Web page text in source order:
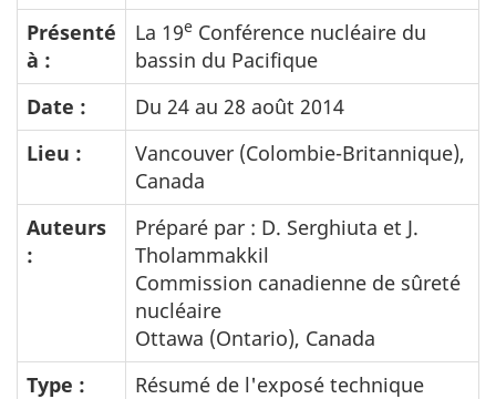
Présenté
à :
La 19e Conférence nucléaire du
bassin du Pacifique
Date :
Du 24 au 28 août 2014
Lieu :
Vancouver (Colombie-Britannique),
Canada
Auteurs
:
Préparé par : D. Serghiuta et J.
Tholammakkil
Commission canadienne de sûreté
nucléaire
Ottawa (Ontario), Canada
Type :
Résumé de l'exposé technique